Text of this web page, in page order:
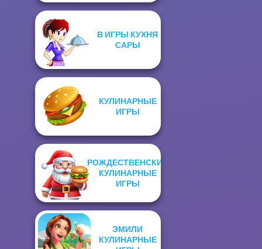
В ИГРЫ КУХНЯ
САРЫ
КУЛИНАРНЫЕ
ИГРЫ
РОЖДЕСТВЕНСКИЕ
КУЛИНАРНЫЕ
ИГРЫ
ЭМИЛИ
КУЛИНАРНЫЕ